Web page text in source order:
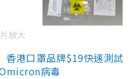
放大
香港口罩品牌$19快速測試
病毒